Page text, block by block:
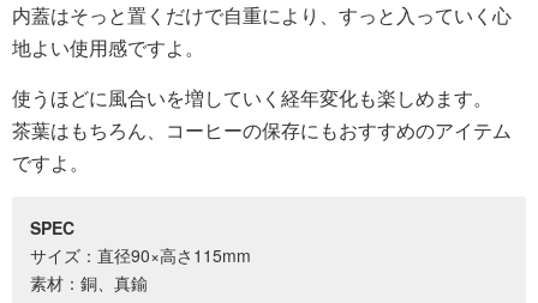
内蓋はそっと置くだけで自重により、すっと入っていく心
地よい使用感ですよ。
使うほどに風合いを増していく経年変化も楽しめます。
茶葉はもちろん、コーヒーの保存にもおすすめのアイテム
ですよ。
SPEC
サイズ：直径90×高さ115mm
素材：銅、真鍮